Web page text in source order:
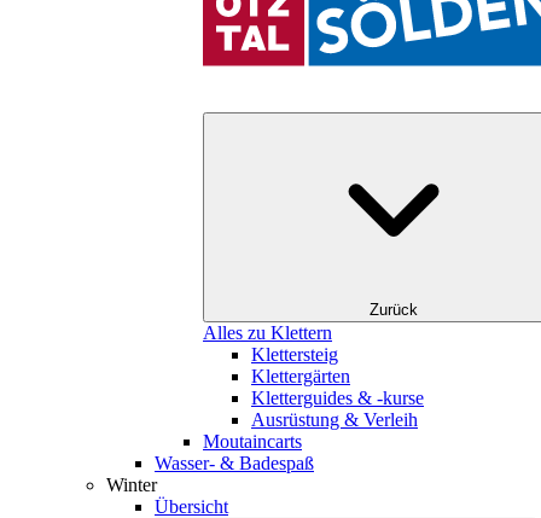
Zurück
Alles zu Klettern
Klettersteig
Klettergärten
Kletterguides & -kurse
Ausrüstung & Verleih
Moutaincarts
Wasser- & Badespaß
Winter
Übersicht